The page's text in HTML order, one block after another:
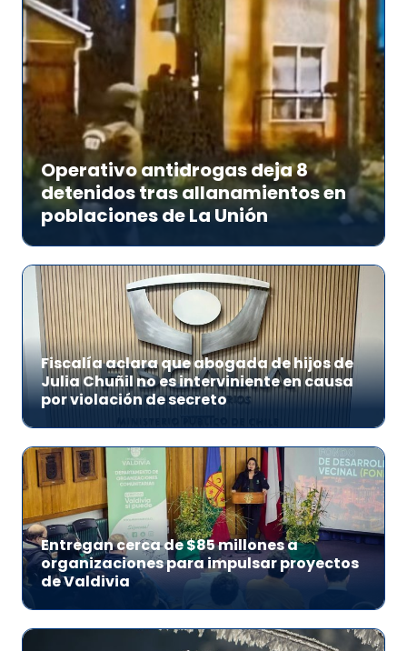
Operativo antidrogas deja 8
detenidos tras allanamientos en
poblaciones de La Unión
Fiscalía aclara que abogada de hijos de
Julia Chuñil no es interviniente en causa
por violación de secreto
Entregan cerca de $85 millones a
organizaciones para impulsar proyectos
de Valdivia